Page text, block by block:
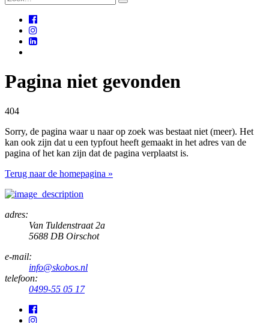
Pagina niet gevonden
404
Sorry, de pagina waar u naar op zoek was bestaat niet (meer). Het
kan ook zijn dat u een typfout heeft gemaakt in het adres van de
pagina of het kan zijn dat de pagina verplaatst is.
Terug naar de homepagina »
adres:
Van Tuldenstraat 2a
5688 DB Oirschot
e-mail:
info@skobos.nl
telefoon:
0499-55 05 17